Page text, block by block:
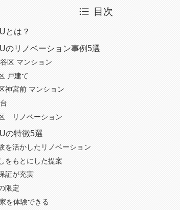
目次
とは？
のリノベーション事例5選
区 マンション
戸建て
神宮前 マンション
リノベーション
の特徴5選
を活かしたリノベーション
をもとにした提案
証が充実
限定
を体験できる